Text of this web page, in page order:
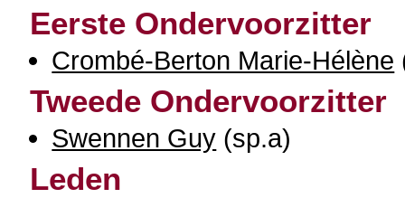
Eerste Ondervoorzitter
Crombé-Berton Marie-Hélène
Tweede Ondervoorzitter
Swennen Guy (sp.a)
Leden